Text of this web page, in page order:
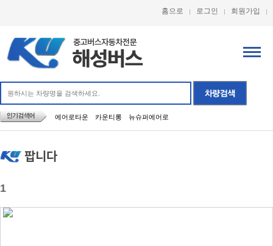
홈으로 로그인 회원가입
에어로타운 카운티롱 뉴슈퍼에어로
팝니다
1